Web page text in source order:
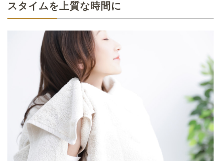
スタイムを上質な時間に